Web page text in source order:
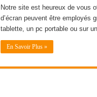
Notre site est heureux de vous
d’écran peuvent être employés
tablette, un pc portable ou sur
En Savoir Plus »